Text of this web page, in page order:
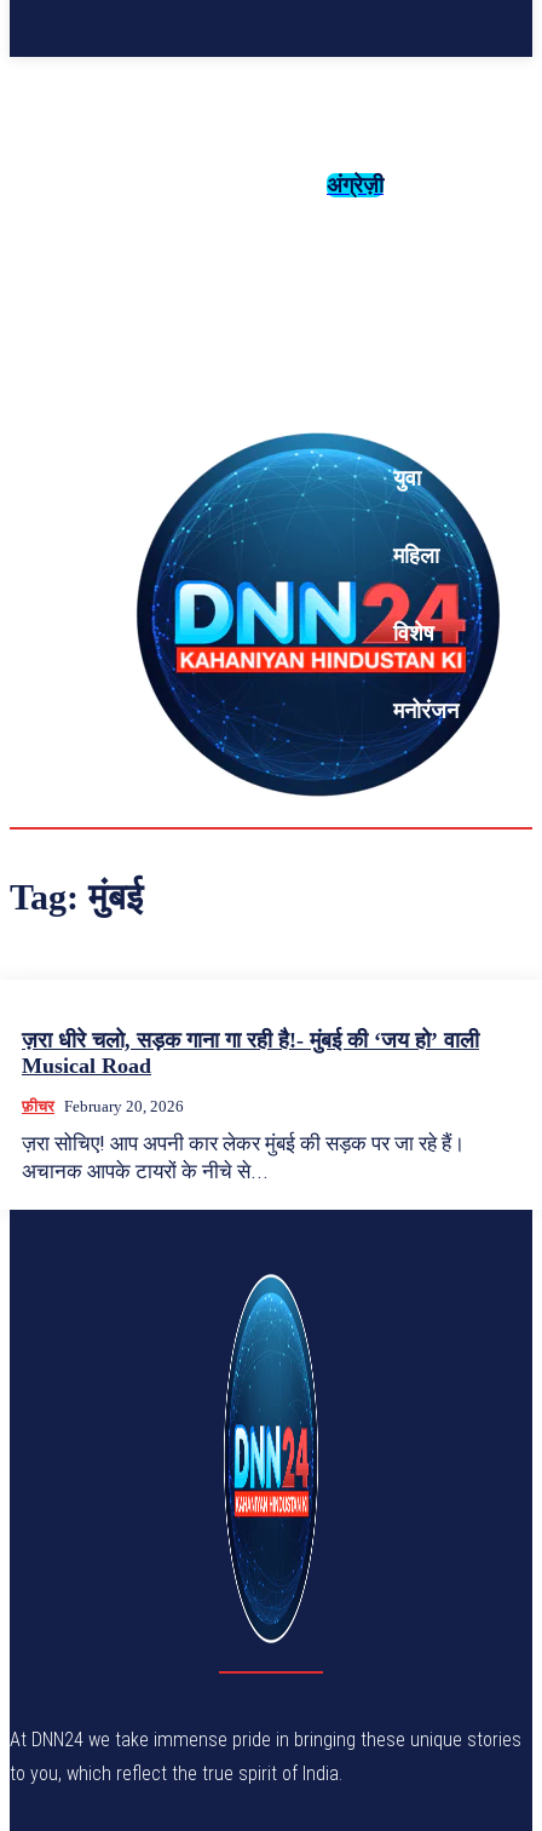
अंग्रेज़ी
युवा
महिला
विशेष
मनोरंजन
Tag:मुंबई
ज़रा धीरे चलो, सड़क गाना गा रही है!- मुंबई की ‘जय हो’ वाली
Musical Road
फ़ीचर February 20, 2026
ज़रा सोचिए! आप अपनी कार लेकर मुंबई की सड़क पर जा रहे हैं।
अचानक आपके टायरों के नीचे से...
At DNN24 we take immense pride in bringing these unique stories
to you, which reflect the true spirit of India.